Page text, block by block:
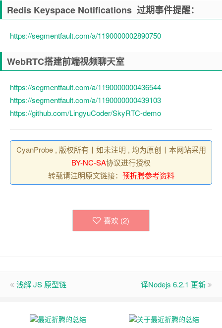
Redis Keyspace Notifications 过期事件提醒：
https://segmentfault.com/a/1190000002890750
WebRTC搭建前端视频聊天室
https://segmentfault.com/a/1190000000436544
https://segmentfault.com/a/1190000000439103
https://github.com/LingyuCoder/SkyRTC-demo
CyanProbe , 版权所有丨如未注明 , 均为原创丨本网站采用
BY-NC-SA协议进行授权
转载请注明原文链接： 预折腾参考资料
喜欢 (2)
浅解 JS 原型链 译Nodejs 6.2.1 更新